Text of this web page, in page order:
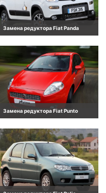
Замена редуктора Fiat Panda
Замена редуктора Fiat Punto